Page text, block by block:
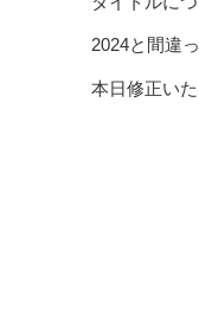
2024と間違
本日修正いた